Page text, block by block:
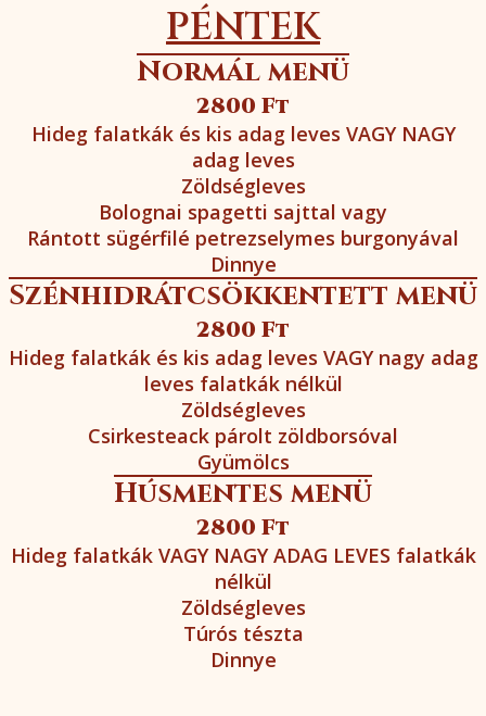
PÉNTEK
Normál menü
2800 Ft
Hideg falatkák és kis adag leves VAGY NAGY
adag leves
Zöldségleves
Bolognai spagetti sajttal vagy
Rántott sügérfilé petrezselymes burgonyával
Dinnye
Szénhidrátcsökkentett menü
2800 Ft
Hideg falatkák és kis adag leves VAGY nagy adag
leves falatkák nélkül
Zöldségleves
Csirkesteack párolt zöldborsóval
Gyümölcs
Húsmentes menü
2800 Ft
Hideg falatkák VAGY NAGY ADAG LEVES falatkák
nélkül
Zöldségleves
Túrós tészta
Dinnye